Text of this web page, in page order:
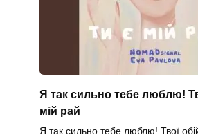
Я так сильно тебе люблю!
мій рай
Я так сильно тебе люблю! Твої